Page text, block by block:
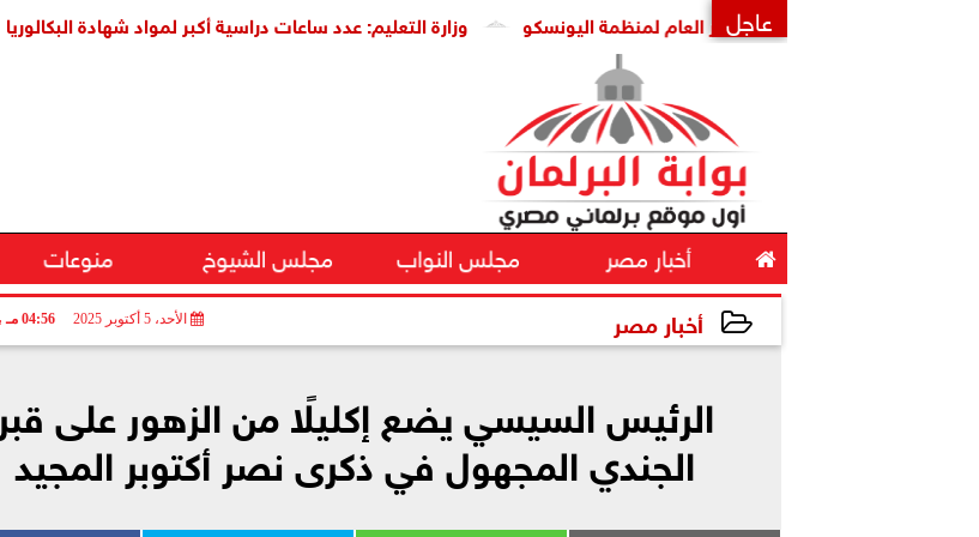
عاجل وزارة التعليم: عدد ساعات دراسية أكبر لمواد شهادة البكالوريا مدبولي يستقبل المدير العام لمنظمة اليونسكو
 أخبار مصر مجلس النواب مجلس الشيوخ منوعات
أخبار مصر الأحد، 5 أكتوبر 2025 04:56 مـ
الرئيس السيسي يضع إكليلًا من الزهور على قبر
الجندي المجهول في ذكرى نصر أكتوبر المجيد